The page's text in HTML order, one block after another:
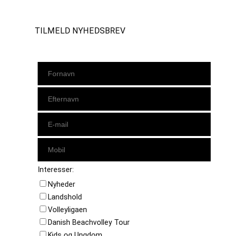
TILMELD NYHEDSBREV
Interesser:
Nyheder
Landshold
Volleyligaen
Danish Beachvolley Tour